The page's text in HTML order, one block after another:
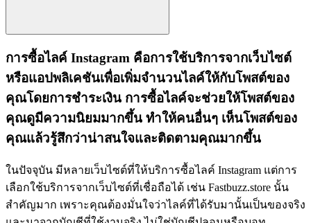
การซื้อไลค์ Instagram คือการใช้บริการจากเว็บไซต์
หรือแอปพลิเคชันเพื่อเพิ่มจำนวนไลค์ให้กับโพสต์ของ
คุณโดยการชำระเงิน การซื้อไลค์จะช่วยให้โพสต์ของ
คุณดูมีความนิยมมากขึ้น ทำให้คนอื่นๆ เห็นโพสต์ของ
คุณแล้วรู้สึกว่าน่าสนใจและติดตามคุณมากขึ้น
ในปัจจุบัน มีหลายเว็บไซต์ที่ให้บริการซื้อไลค์ Instagram แต่การ
เลือกใช้บริการจากเว็บไซต์ที่เชื่อถือได้ เช่น Fastbuzz.store นั้น
สำคัญมาก เพราะคุณต้องมั่นใจว่าไลค์ที่ได้รับมานั้นเป็นของจริง